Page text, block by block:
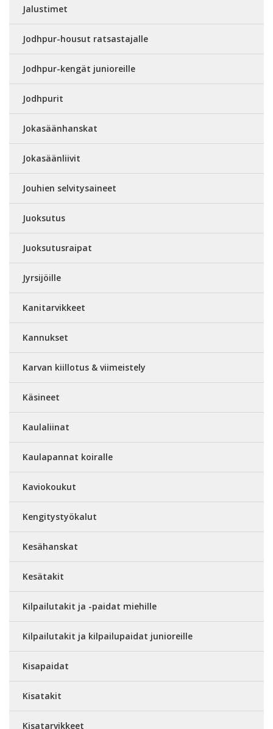
Jalustimet
Jodhpur-housut ratsastajalle
Jodhpur-kengät junioreille
Jodhpurit
Jokasäänhanskat
Jokasäänliivit
Jouhien selvitysaineet
Juoksutus
Juoksutusraipat
Jyrsijöille
Kanitarvikkeet
Kannukset
Karvan kiillotus & viimeistely
Käsineet
Kaulaliinat
Kaulapannat koiralle
Kaviokoukut
Kengitystyökalut
Kesähanskat
Kesätakit
Kilpailutakit ja -paidat miehille
Kilpailutakit ja kilpailupaidat junioreille
Kisapaidat
Kisatakit
Kisatarvikkeet